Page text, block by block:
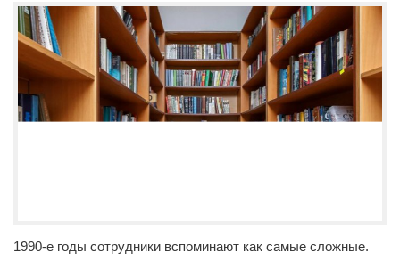
1990-е годы сотрудники вспоминают как самые сложные.